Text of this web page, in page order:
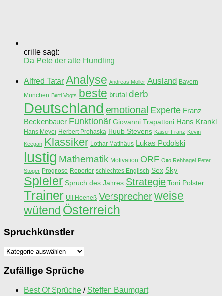
crille sagt:
Da Pete der alte Hundling
Alfred Tatar Analyse Andreas Möller Ausland Bayern
München Berti Vogts beste brutal derb
Deutschland emotional Experte Franz
Beckenbauer Funktionär Giovanni Trapattoni Hans Krankl
Hans Meyer Herbert Prohaska Huub Stevens Kaiser Franz Kevin
Keegan Klassiker Lothar Matthäus Lukas Podolski
lustig Mathematik Motivation ORF Otto Rehhagel Peter
Stöger Prognose Reporter schlechtes Englisch Sex Sky
Spieler Spruch des Jahres Strategie Toni Polster
Trainer Uli Hoeneß Versprecherweise
wütend Österreich
Spruchkünstler
Spruchkünstler
Zufällige Sprüche
Best Of Sprüche / Steffen Baumgart